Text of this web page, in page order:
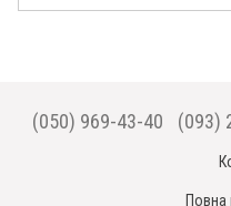
(050) 969-43-40 (093)
Повна